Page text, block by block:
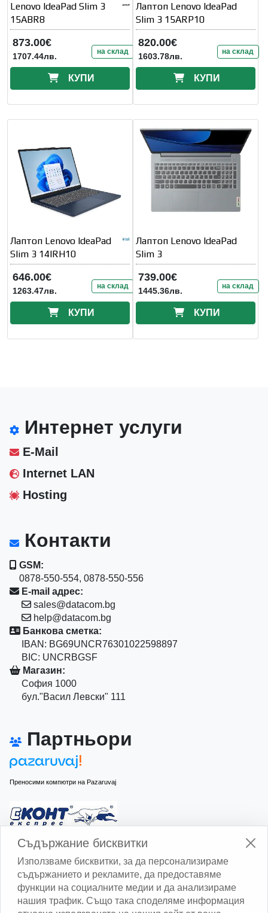
Lenovo IdeaPad Slim 3
15ABR8
873.00€
1707.44лв. на склад
КУПИ
Лаптоп Lenovo IdeaPad
Slim 3 15ARP10
820.00€
1603.78лв. на склад
КУПИ
Лаптоп Lenovo IdeaPad
Slim 3 14IRH10
646.00€
1263.47лв. на склад
КУПИ
Лаптоп Lenovo IdeaPad
Slim 3
739.00€
1445.36лв. на склад
КУПИ
Интернет услуги
E-Mail
Internet LAN
Hosting
Контакти
GSM:
0878-550-554, 0878-550-556
E-mail адрес:
sales@datacom.bg
help@datacom.bg
Банкова сметка:
IBAN: BG69UNCR76301022598897
BIC: UNCRBGSF
Магазин:
София 1000
бул."Васил Левски" 111
Партньори
Преносими компютри на Pazaruvaj
Изчисли доставката с Еконт
Съдържание бисквитки
Използваме бисквитки, за да персонализираме
съдържанието и рекламите, да предоставяме
функции на социалните медии и да анализираме
нашия трафик. Също така споделяме информация